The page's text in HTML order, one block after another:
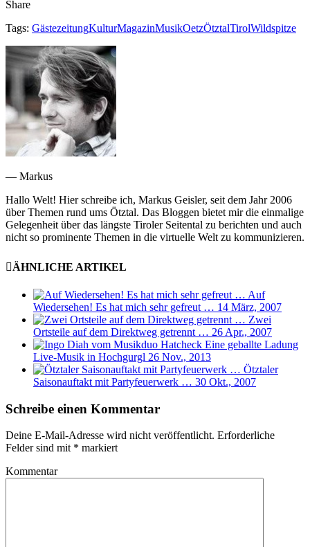
Share
Tags: GästezeitungKulturMagazinMusikOetzÖtztalTirolWildspitze
— Markus
Hallo Welt! Hier schreibe ich, Markus Geisler, seit dem Jahr 2006
über Themen rund ums Ötztal. Das Bloggen bietet mir die einmalige
Gelegenheit über das längste Tiroler Seitental zu berichten und auch
nicht so prominente Themen in die virtuelle Welt zu kommunizieren.
ÄHNLICHE ARTIKEL
Auf
Wiedersehen! Es hat mich sehr gefreut … 14 März, 2007
Zwei
Ortsteile auf dem Direktweg getrennt … 26 Apr., 2007
Eine geballte Ladung
Live-Musik in Hochgurgl 26 Nov., 2013
Ötztaler
Saisonauftakt mit Partyfeuerwerk … 30 Okt., 2007
Schreibe einen Kommentar
Deine E-Mail-Adresse wird nicht veröffentlicht. Erforderliche
Felder sind mit * markiert
Kommentar